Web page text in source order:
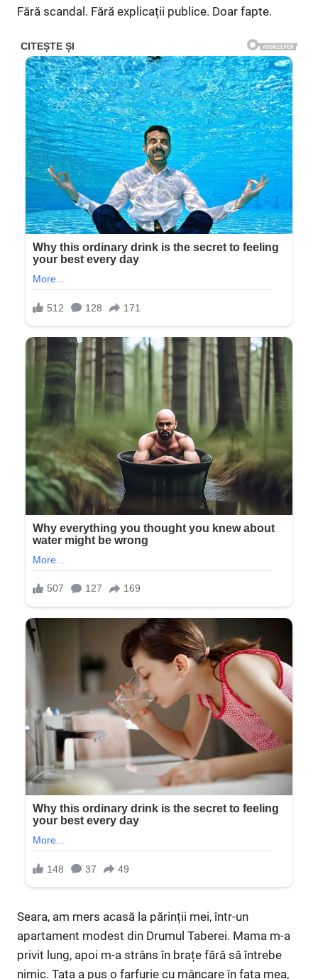
Fără scandal. Fără explicații publice. Doar fapte.
Seara, am mers acasă la părinții mei, într-un
apartament modest din Drumul Taberei. Mama m-a
privit lung, apoi m-a strâns în brațe fără să întrebe
nimic. Tata a pus o farfurie cu mâncare în fața mea,